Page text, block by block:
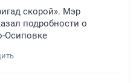
скорой». Мэр
подробности о
Осиповке